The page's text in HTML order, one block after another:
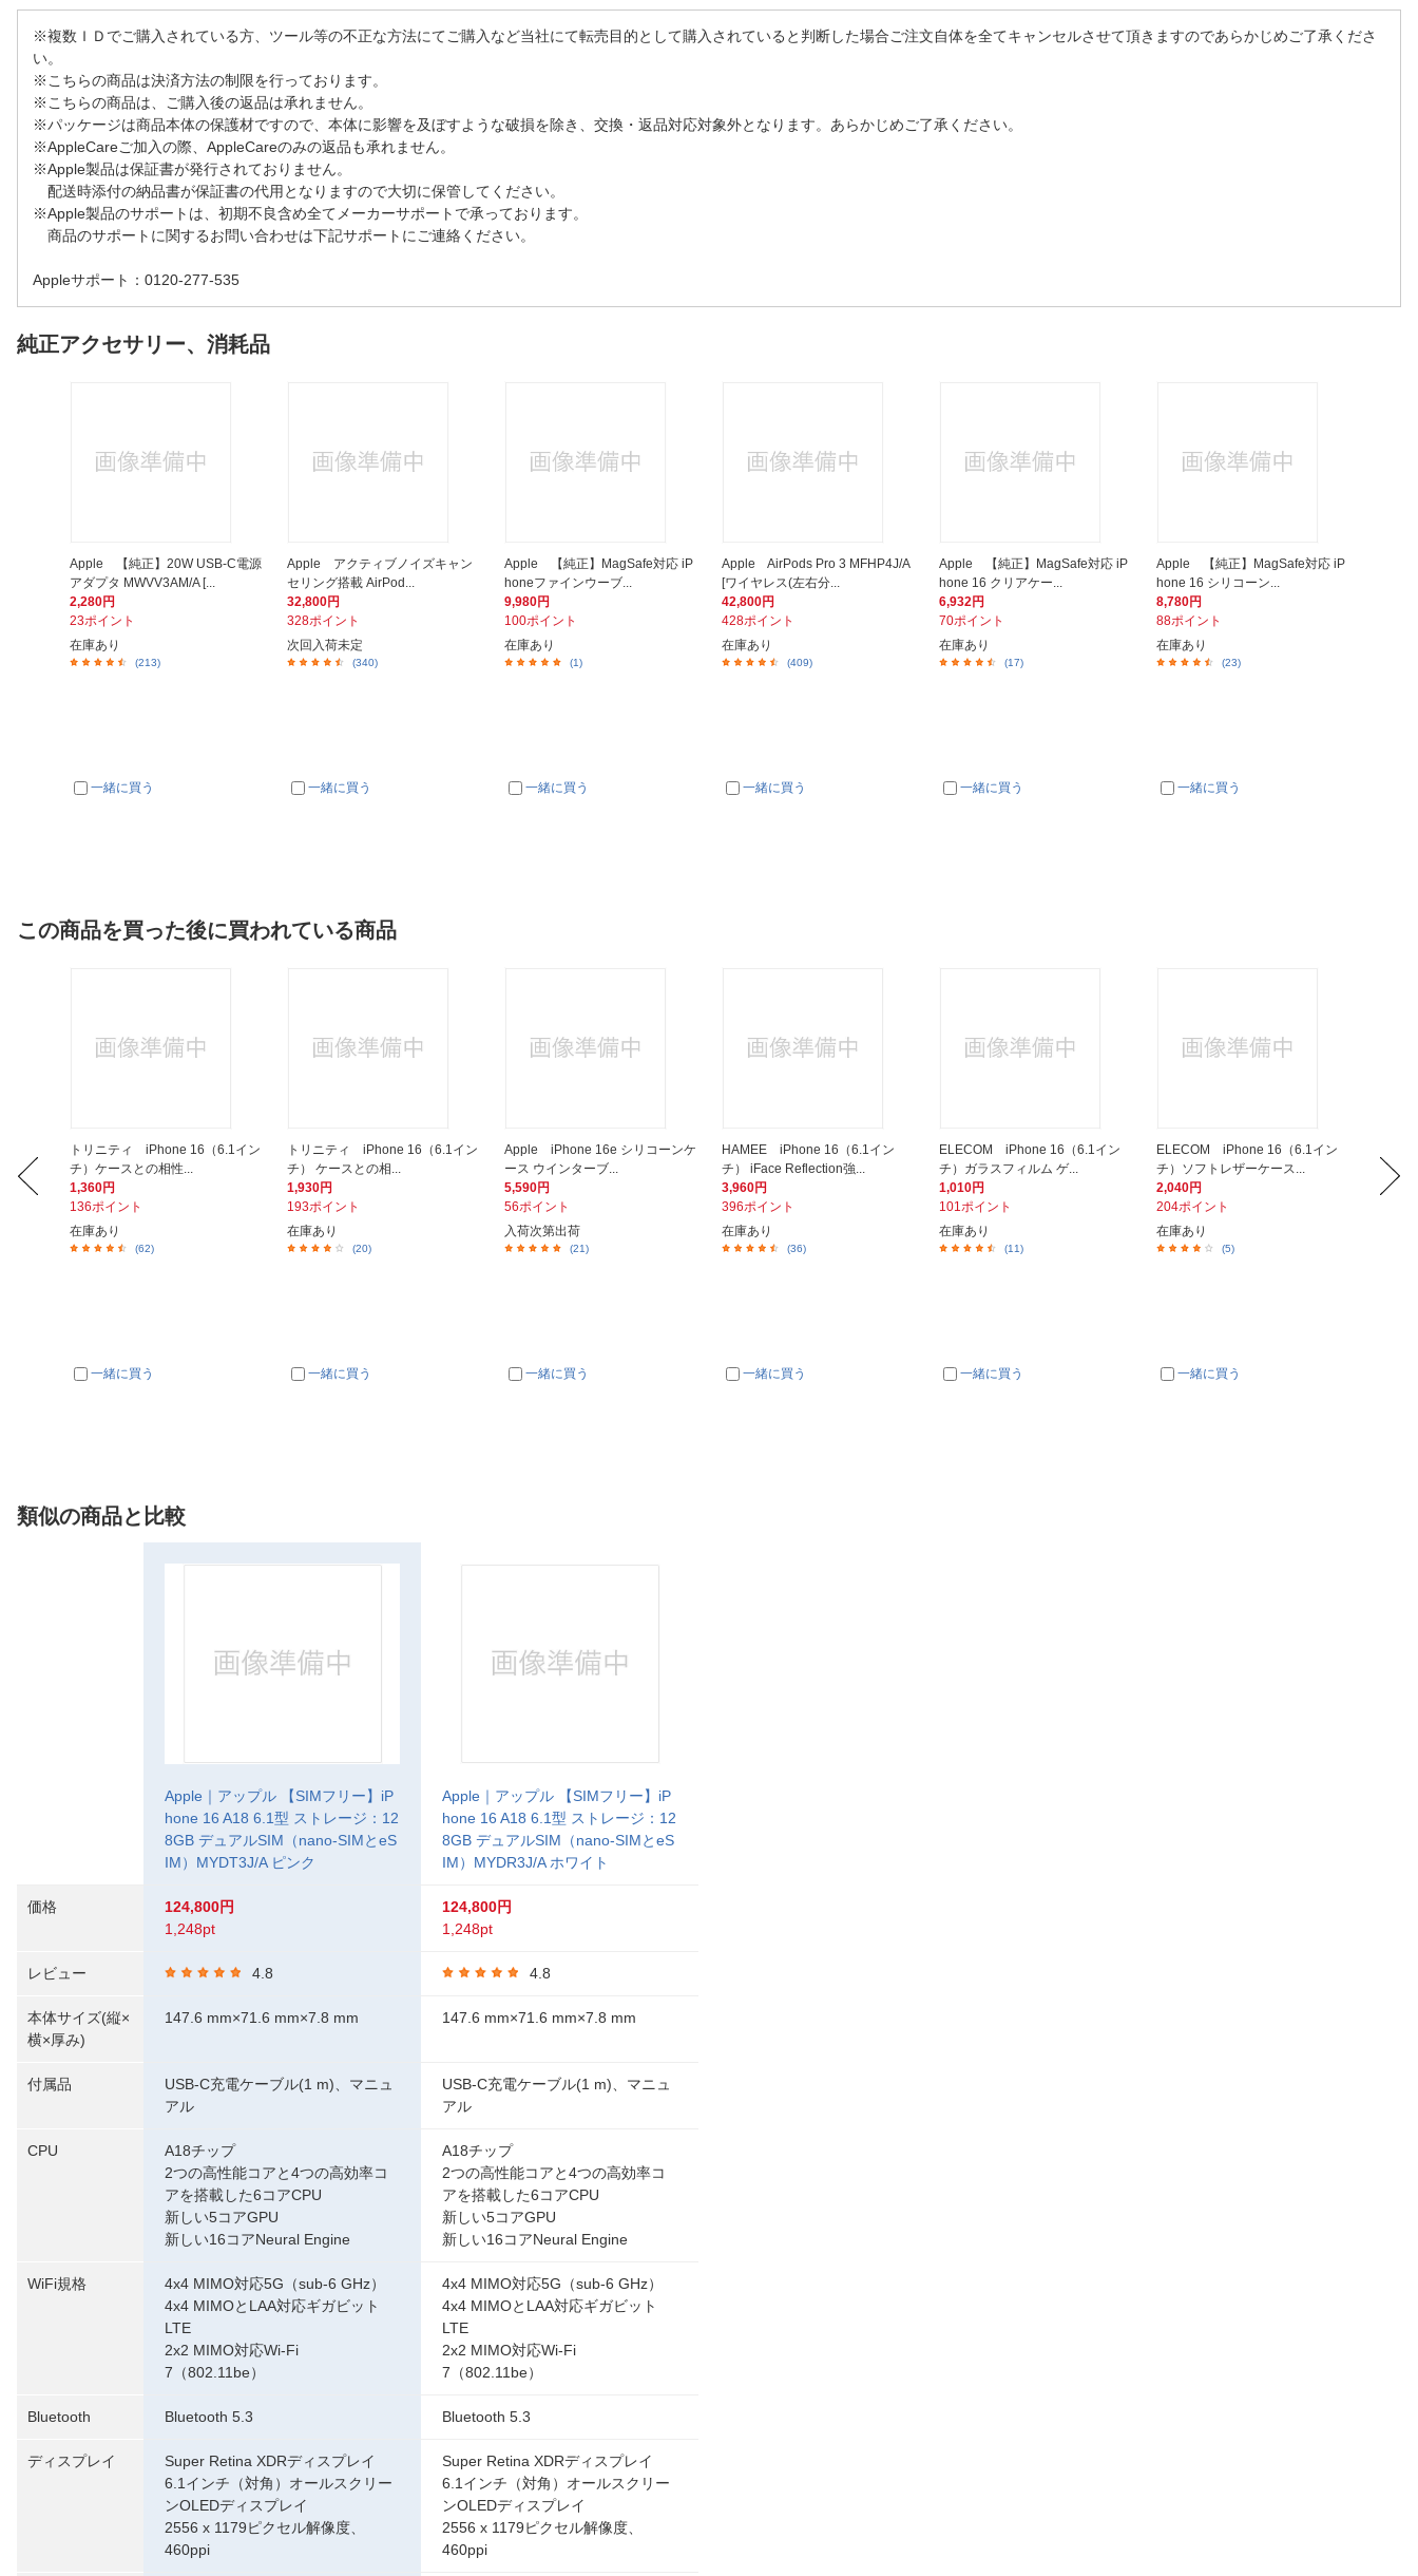
※複数ＩＤでご購入されている方、ツール等の不正な方法にてご購入など当社にて転売目的として購入されていると判断した場合ご注文自体を全てキャンセルさせて頂きますのであらかじめご了承くださ
い。
※こちらの商品は決済方法の制限を行っております。
※こちらの商品は、ご購入後の返品は承れません。
※パッケージは商品本体の保護材ですので、本体に影響を及ぼすような破損を除き、交換・返品対応対象外となります。あらかじめご了承ください。
※AppleCareご加入の際、AppleCareのみの返品も承れません。
※Apple製品は保証書が発行されておりません。
配送時添付の納品書が保証書の代用となりますので大切に保管してください。
※Apple製品のサポートは、初期不良含め全てメーカーサポートで承っております。
商品のサポートに関するお問い合わせは下記サポートにご連絡ください。
Appleサポート：0120-277-535
純正アクセサリー、消耗品
Apple 【純正】20W USB-C電源
アダプタ MWVV3AM/A [...
2,280円
23ポイント
在庫あり
(213)
一緒に買う
Apple アクティブノイズキャン
セリング搭載 AirPod...
32,800円
328ポイント
次回入荷未定
(340)
一緒に買う
Apple 【純正】MagSafe対応 iP
honeファインウーブ...
9,980円
100ポイント
在庫あり
(1)
一緒に買う
Apple AirPods Pro 3 MFHP4J/A
[ワイヤレス(左右分...
42,800円
428ポイント
在庫あり
(409)
一緒に買う
Apple 【純正】MagSafe対応 iP
hone 16 クリアケー...
6,932円
70ポイント
在庫あり
(17)
一緒に買う
Apple 【純正】MagSafe対応 iP
hone 16 シリコーン...
8,780円
88ポイント
在庫あり
(23)
一緒に買う
この商品を買った後に買われている商品
トリニティ iPhone 16（6.1イン
チ）ケースとの相性...
1,360円
136ポイント
在庫あり
(62)
一緒に買う
トリニティ iPhone 16（6.1イン
チ） ケースとの相...
1,930円
193ポイント
在庫あり
(20)
一緒に買う
Apple iPhone 16e シリコーンケ
ース ウインターブ...
5,590円
56ポイント
入荷次第出荷
(21)
一緒に買う
HAMEE iPhone 16（6.1イン
チ） iFace Reflection強...
3,960円
396ポイント
在庫あり
(36)
一緒に買う
ELECOM iPhone 16（6.1イン
チ）ガラスフィルム ゲ...
1,010円
101ポイント
在庫あり
(11)
一緒に買う
ELECOM iPhone 16（6.1イン
チ）ソフトレザーケース...
2,040円
204ポイント
在庫あり
(5)
一緒に買う
14 Pro
3,580円
類似の商品と比較
価格
レビュー
本体サイズ(縦×
横×厚み)
付属品
CPU
WiFi規格
Bluetooth
ディスプレイ
Apple｜アップル 【SIMフリー】iP
hone 16 A18 6.1型 ストレージ：12
8GB デュアルSIM（nano-SIMとeS
IM）MYDT3J/A ピンク
124,800円
1,248pt
4.8
147.6 mm×71.6 mm×7.8 mm
USB-C充電ケーブル(1 m)、マニュ
アル
A18チップ
2つの高性能コアと4つの高効率コ
アを搭載した6コアCPU
新しい5コアGPU
新しい16コアNeural Engine
4x4 MIMO対応5G（sub-6 GHz）
4x4 MIMOとLAA対応ギガビット
LTE
2x2 MIMO対応Wi-Fi
7（802.11be）
Bluetooth 5.3
Super Retina XDRディスプレイ
6.1インチ（対角）オールスクリー
ンOLEDディスプレイ
2556 x 1179ピクセル解像度、
460ppi
Apple｜アップル 【SIMフリー】iP
hone 16 A18 6.1型 ストレージ：12
8GB デュアルSIM（nano-SIMとeS
IM）MYDR3J/A ホワイト
124,800円
1,248pt
4.8
147.6 mm×71.6 mm×7.8 mm
USB-C充電ケーブル(1 m)、マニュ
アル
A18チップ
2つの高性能コアと4つの高効率コ
アを搭載した6コアCPU
新しい5コアGPU
新しい16コアNeural Engine
4x4 MIMO対応5G（sub-6 GHz）
4x4 MIMOとLAA対応ギガビット
LTE
2x2 MIMO対応Wi-Fi
7（802.11be）
Bluetooth 5.3
Super Retina XDRディスプレイ
6.1インチ（対角）オールスクリー
ンOLEDディスプレイ
2556 x 1179ピクセル解像度、
460ppi